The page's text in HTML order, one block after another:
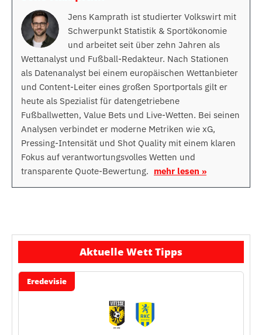
Jens Kamprath ist studierter Volkswirt mit
Schwerpunkt Statistik & Sportökonomie
und arbeitet seit über zehn Jahren als
Wettanalyst und Fußball-Redakteur. Nach Stationen
als Datenanalyst bei einem europäischen Wettanbieter
und Content-Leiter eines großen Sportportals gilt er
heute als Spezialist für datengetriebene
Fußballwetten, Value Bets und Live-Wetten. Bei seinen
Analysen verbindet er moderne Metriken wie xG,
Pressing-Intensität und Shot Quality mit einem klaren
Fokus auf verantwortungsvolles Wetten und
transparente Quote-Bewertung. mehr lesen »
Aktuelle Wett Tipps
Eredevisie